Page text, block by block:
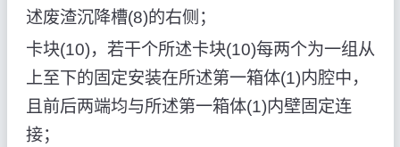
述废渣沉降槽(8)的右侧；
卡块(10)，若干个所述卡块(10)每两个为一组从
上至下的固定安装在所述第一箱体(1)内腔中，
且前后两端均与所述第一箱体(1)内壁固定连
接；